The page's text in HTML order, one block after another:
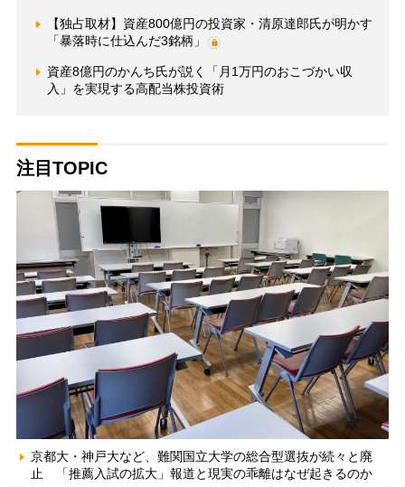
【独占取材】資産800億円の投資家・清原達郎氏が明かす
「暴落時に仕込んだ3銘柄」
資産8億円のかんち氏が説く「月1万円のおこづかい収
入」を実現する高配当株投資術
注目TOPIC
京都大・神戸大など、難関国立大学の総合型選抜が続々と廃
止 「推薦入試の拡大」報道と現実の乖離はなぜ起きるのか